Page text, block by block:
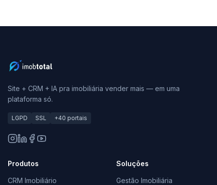
Site + CRM + IA pra imobiliária vender mais — em uma
plataforma só.
LGPD SSL +40 portais
Produtos
CRM Imobiliário
Soluções
Gestão Imobiliária